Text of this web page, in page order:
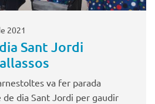
2021
Sant Jordi
va fer parada
dia Sant Jordi per gaudir